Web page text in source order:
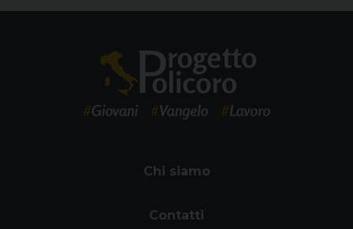
Chi siamo
Contatti